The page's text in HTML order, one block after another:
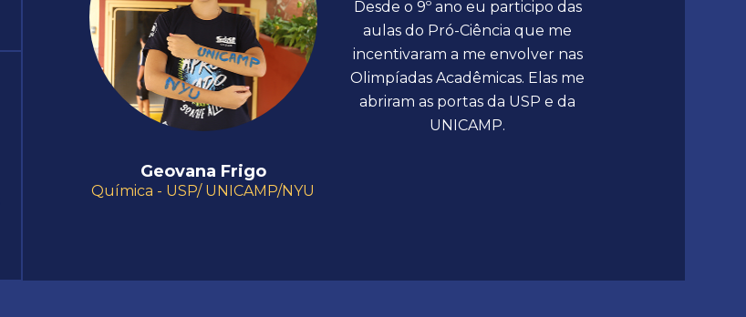
Geovana Frigo
Química - USP/ UNICAMP/NYU
Desde o 9º ano eu participo das
aulas do Pró-Ciência que me
incentivaram a me envolver nas
Olimpíadas Acadêmicas. Elas me
abriram as portas da USP e da
UNICAMP.